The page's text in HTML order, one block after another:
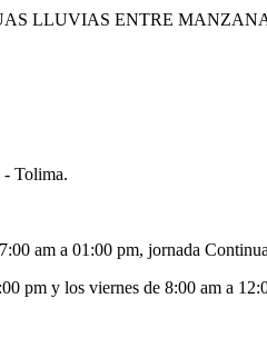
LLUVIAS ENTRE
Tolima.
am a 01:00 pm, jornada
pm y los viernes de 8:00 am a